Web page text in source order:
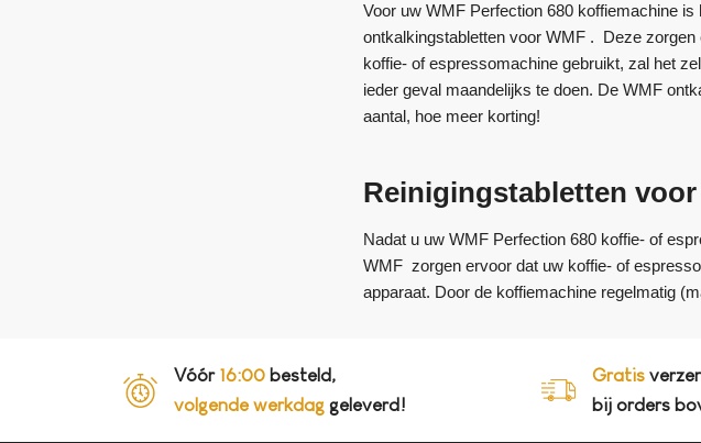
Voor uw WMF Perfection 680 koffiemachine
ontkalkingstabletten voor WMF . Deze
koffie- of espressomachine gebruikt, zal het
ieder geval maandelijks te doen. De WMF
aantal, hoe meer korting!
Reinigingstabletten
Nadat u uw WMF Perfection 680 koffie- of
WMF zorgen ervoor dat uw koffie- of
apparaat. Door de koffiemachine regelmatig
Vóór 16:00 besteld,
volgende werkdag geleverd!
Gratis
bij orders